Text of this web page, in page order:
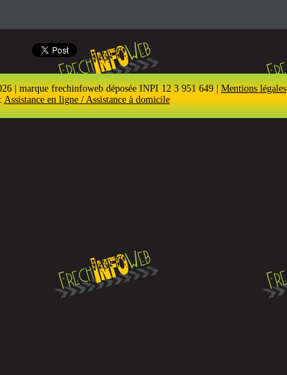
| marque frechinfoweb déposée INPI 12 3 951 649 |Mentions légales
Assistance en ligne / Assistance à domicile